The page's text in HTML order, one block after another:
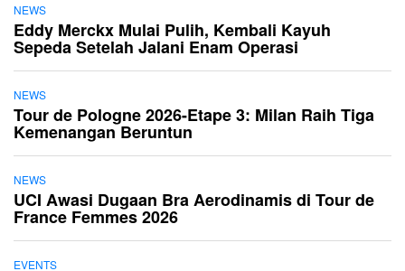
NEWS
Eddy Merckx Mulai Pulih, Kembali Kayuh
Sepeda Setelah Jalani Enam Operasi
NEWS
Tour de Pologne 2026-Etape 3: Milan Raih Tiga
Kemenangan Beruntun
NEWS
UCI Awasi Dugaan Bra Aerodinamis di Tour de
France Femmes 2026
EVENTS